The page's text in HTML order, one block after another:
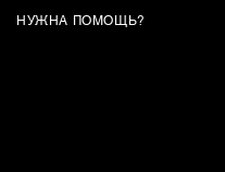
НУЖНА ПОМОЩЬ?